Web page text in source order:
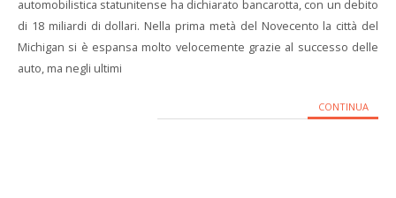
automobilistica statunitense ha dichiarato bancarotta, con un debito
di 18 miliardi di dollari. Nella prima metà del Novecento la città del
Michigan si è espansa molto velocemente grazie al successo delle
auto, ma negli ultimi
CONTINUA